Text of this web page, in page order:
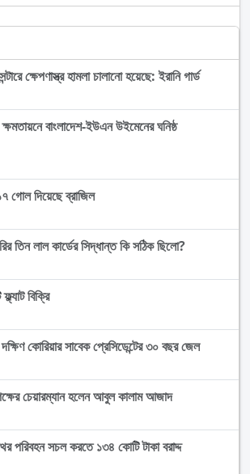
ক্ষেপণাস্ত্র হামলা চালানো হয়েছে: ইরানি গার্ড
বাংলাদেশ-ইউএন উইমেনের ঘনিষ্ঠ
গোল দিয়েছে ব্রাজিল
তিন লাল কার্ডের সিদ্ধান্ত কি সঠিক ছিলো?
বিক্রি
কোরিয়ার সাবেক প্রেসিডেন্টের ৩০ বছর জেল
চেয়ারম্যান হলেন আবুল কালাম আজাদ
পরিবহন সচল করতে ১৩৪ কোটি টাকা বরাদ্দ